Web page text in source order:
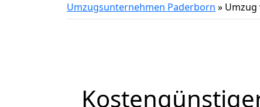
Umzugsunternehmen Paderborn » Umzug